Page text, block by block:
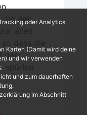
den
allen
gar
spürbar
oder Analytics
Karten (Damit wird deine
und wir verwenden
und zum dauerhaften
im Abschnitt